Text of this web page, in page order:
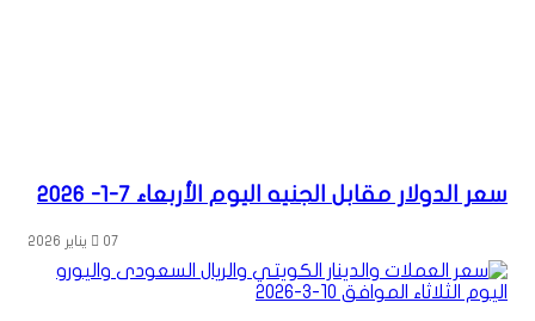
سعر الدولار مقابل الجنيه اليوم الأربعاء 7-1- 2026
07 يناير 2026